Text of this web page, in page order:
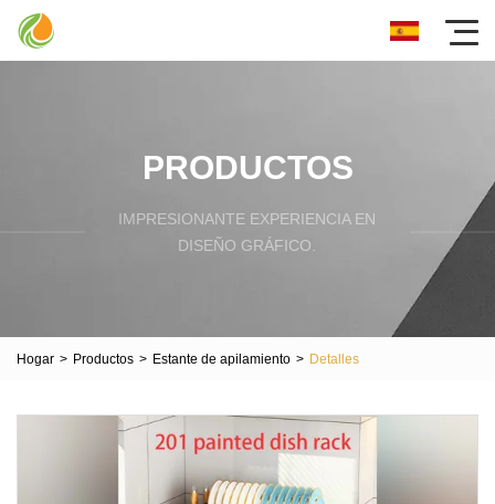
PRODUCTOS
IMPRESIONANTE EXPERIENCIA EN
DISEÑO GRÁFICO.
Hogar > Productos > Estante de apilamiento > Detalles